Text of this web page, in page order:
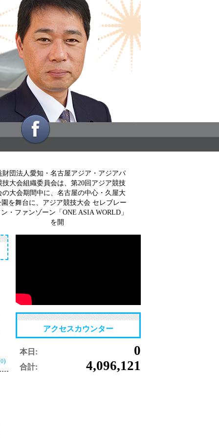
財団法人愛知・名古屋アジア・アジアパ
技大会組織委員会は、第20回アジア競技
の大会期間中に、名古屋の中心・久屋大
園を舞台に、アジア競技大会 セレブレー
・ファンゾーン「ONE ASIA WORLD」
を開
0)
アクセスカウンター
本日: 0
合計: 4,096,121